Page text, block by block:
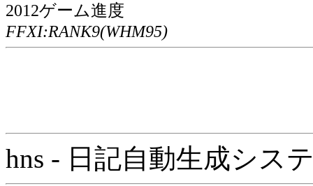
2012ゲーム進度
FFXI:RANK9(WHM95)
hns - 日記自動生成シス